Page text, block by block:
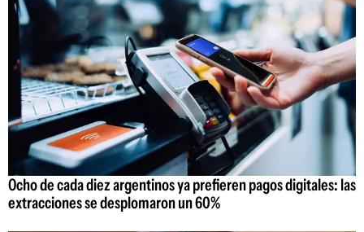
Ocho de cada diez argentinos ya prefieren pagos digitales: las
extracciones se desplomaron un 60%